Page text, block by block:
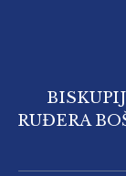
RUĐERA